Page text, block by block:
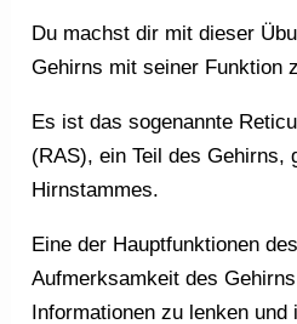
Du machst dir mit dieser
Gehirns mit seiner Funktion
Es ist das sogenannte
(RAS), ein Teil des Gehirns,
Hirnstammes.
Eine der Hauptfunktionen
Aufmerksamkeit des
Informationen zu lenken und